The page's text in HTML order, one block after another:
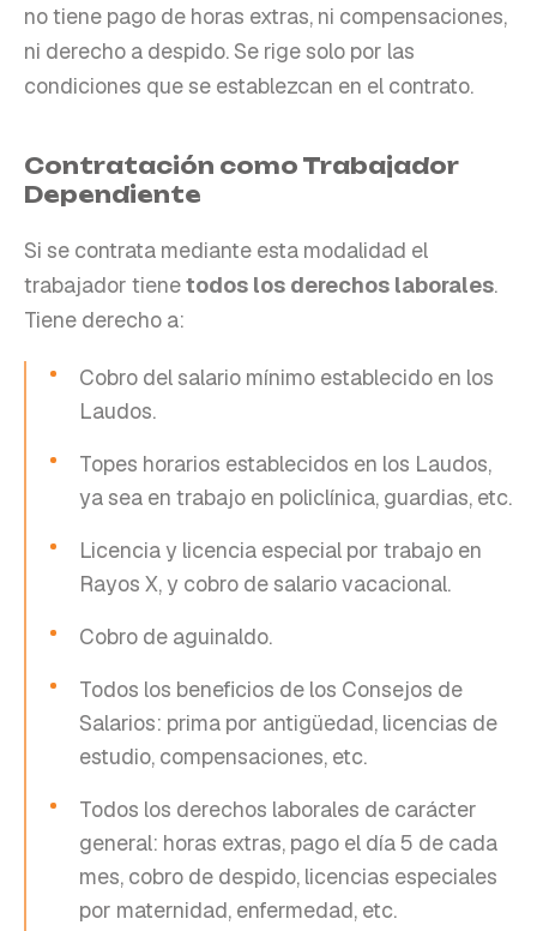
no tiene pago de horas extras, ni compensaciones,
ni derecho a despido. Se rige solo por las
condiciones que se establezcan en el contrato.
Contratación como Trabajador
Dependiente
Si se contrata mediante esta modalidad el
trabajador tienetodos los derechos laborales.
Tiene derecho a:
Cobro del salario mínimo establecido en los
Laudos.
Topes horarios establecidos en los Laudos,
ya sea en trabajo en policlínica, guardias, etc.
Licencia y licencia especial por trabajo en
Rayos X, y cobro de salario vacacional.
Cobro de aguinaldo.
Todos los beneficios de los Consejos de
Salarios: prima por antigüedad, licencias de
estudio, compensaciones, etc.
Todos los derechos laborales de carácter
general: horas extras, pago el día 5 de cada
mes, cobro de despido, licencias especiales
por maternidad, enfermedad, etc.